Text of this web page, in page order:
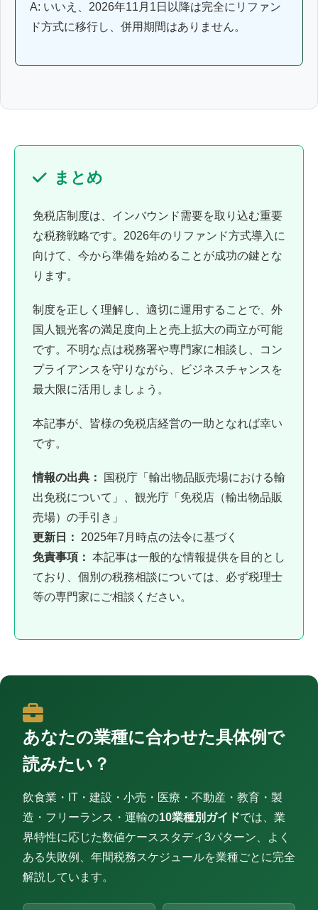
A: いいえ、2026年11月1日以降は完全にリファン
ド方式に移行し、併用期間はありません。
まとめ
免税店制度は、インバウンド需要を取り込む重要
な税務戦略です。2026年のリファンド方式導入に
向けて、今から準備を始めることが成功の鍵とな
ります。
制度を正しく理解し、適切に運用することで、外
国人観光客の満足度向上と売上拡大の両立が可能
です。不明な点は税務署や専門家に相談し、コン
プライアンスを守りながら、ビジネスチャンスを
最大限に活用しましょう。
本記事が、皆様の免税店経営の一助となれば幸い
です。
情報の出典：
国税庁「輸出物品販売場における輸
出免税について」、観光庁「免税店（輸出物品販
売場）の手引き」
更新日：
2025年7月時点の法令に基づく
免責事項： 本記事は一般的な情報提供を目的とし
ており、個別の税務相談については、必ず税理士
等の専門家にご相談ください。
あなたの業種に合わせた具体例で
読みたい？
飲食業・IT・建設・小売・医療・不動産・教育・製
造・フリーランス・運輸の10業種別ガイドでは、業
界特性に応じた数値ケーススタディ3パターン、よく
ある失敗例、年間税務スケジュールを業種ごとに完全
解説しています。